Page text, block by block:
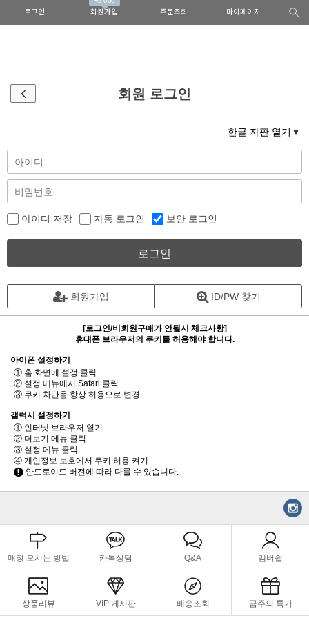
로그인 회원가입 주문조회 마이페이지
회원 로그인
한글 자판 열기
아이디 저장 자동 로그인 보안 로그인
로그인
회원가입 ID/PW 찾기
[로그인/비회원구매가 안될시 체크사항]
휴대폰 브라우저의 쿠키를 허용해야 합니다.
아이폰 설정하기
① 홈 화면에 설정 클릭
② 설정 메뉴에서 Safari 클릭
③ 쿠키 차단을 항상 허용으로 변경
갤럭시 설정하기
① 인터넷 브라우저 열기
② 더보기 메뉴 클릭
③ 설정 메뉴 클릭
④ 개인정보 보호에서 쿠키 허용 켜기
안드로이드 버전에 따라 다를 수 있습니다.
매장 오시는 방법 카톡상담 Q&A 멤버쉽
상품리뷰 VIP 게시판 배송조회 금주의 특가